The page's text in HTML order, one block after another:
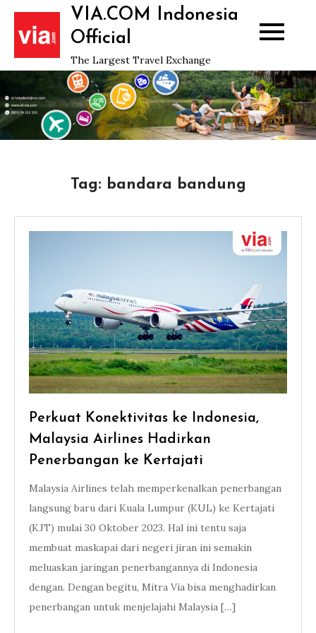
Skip
content
VIA.COM Indonesia
Official
The Largest Travel Exchange
Tag: bandara bandung
Perkuat Konektivitas ke Indonesia,
Malaysia Airlines Hadirkan
Penerbangan ke Kertajati
Malaysia Airlines telah memperkenalkan penerbangan
langsung baru dari Kuala Lumpur (KUL) ke Kertajati
(KJT) mulai 30 Oktober 2023. Hal ini tentu saja
membuat maskapai dari negeri jiran ini semakin
meluaskan jaringan penerbangannya di Indonesia
dengan. Dengan begitu, Mitra Via bisa menghadirkan
penerbangan untuk menjelajahi Malaysia […]